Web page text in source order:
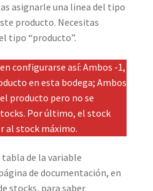
asignarle una linea del tipo
producto. Necesitas
tipo “producto”.
configurarse así: Ambos -1,
en esta bodega; Ambos
producto pero no se
Por último, el stock
al stock máximo.
tabla de la variable
de documentación, en
stocks, para saber